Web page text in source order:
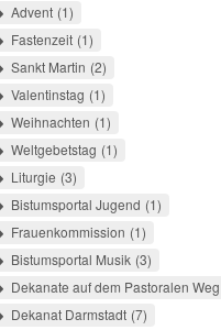
Advent 1
Fastenzeit 1
Sankt Martin 2
Valentinstag 1
Weihnachten 1
Weltgebetstag 1
Liturgie 3
Bistumsportal Jugend 1
Frauenkommission 1
Bistumsportal Musik 3
Dekanate auf dem Pastoralen Weg
Dekanat Darmstadt 7